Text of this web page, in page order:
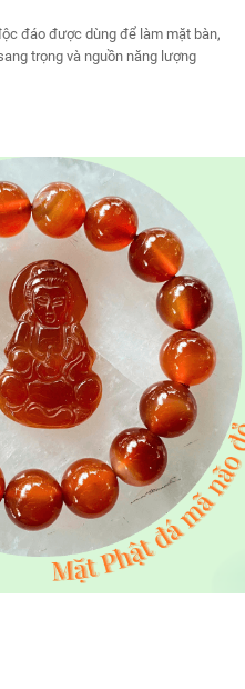
đáo được dùng để làm mặt bàn,
trọng và nguồn năng lượng